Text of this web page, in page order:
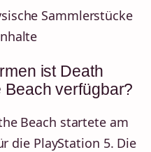
Sammlerstücke
ist Death
Beach verfügbar?
Beach startete am
die PlayStation 5. Die